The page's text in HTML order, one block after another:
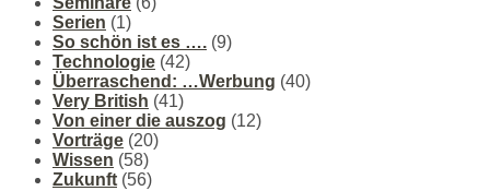
Serien (1)
So schön ist es …. (9)
Technologie (42)
Überraschend: …Werbung (40)
Very British (41)
Von einer die auszog (12)
Vorträge (20)
Wissen (58)
Zukunft (56)